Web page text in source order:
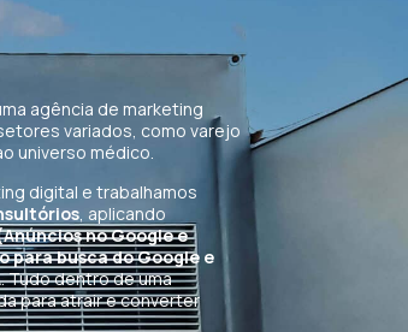
agência de marketing
variados, como varejo
universo médico.
digital e trabalhamos
, aplicando
no Google e
para busca do Google e
. Tudo dentro de uma
para atrair e converter